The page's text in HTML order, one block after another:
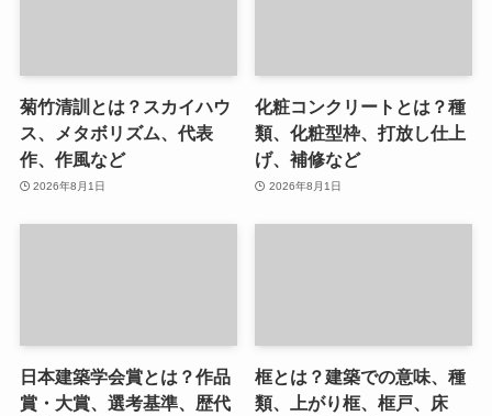
菊竹清訓とは？スカイハウ
ス、メタボリズム、代表
作、作風など
2026年8月1日
化粧コンクリートとは？種
類、化粧型枠、打放し仕上
げ、補修など
2026年8月1日
日本建築学会賞とは？作品
賞・大賞、選考基準、歴代
框とは？建築での意味、種
類、上がり框、框戸、床